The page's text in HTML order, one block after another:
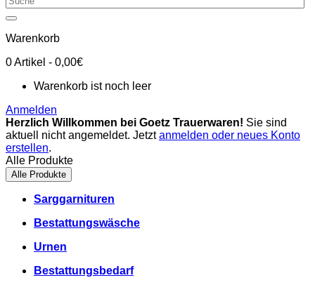
Warenkorb
0Artikel - 0,00€
Warenkorb ist noch leer
Anmelden
Herzlich Willkommen bei Goetz Trauerwaren! Sie sind
aktuell nicht angemeldet. Jetztanmelden oder neues Konto
erstellen.
Alle Produkte
Alle Produkte
Sarggarnituren
Bestattungswäsche
Urnen
Bestattungsbedarf